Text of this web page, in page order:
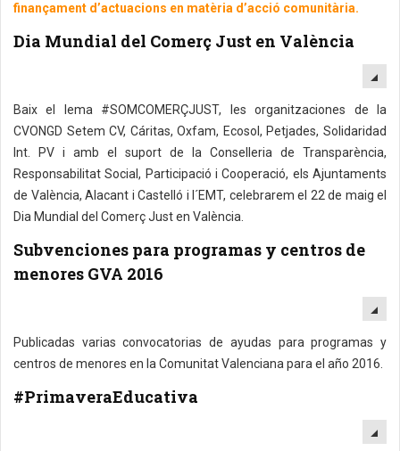
finançament d’actuacions en matèria d’acció comunitària.
Dia Mundial del Comerç Just en València
Baix el lema #SOMCOMERÇJUST, les organitzaciones de la
CVONGD Setem CV, Cáritas, Oxfam, Ecosol, Petjades, Solidaridad
Int. PV i amb el suport de la Conselleria de Transparència,
Responsabilitat Social, Participació i Cooperació, els Ajuntaments
de València, Alacant i Castelló i l´EMT, celebrarem el 22 de maig el
Dia Mundial del Comerç Just en València.
Subvenciones para programas y centros de
menores GVA 2016
Publicadas varias convocatorias de ayudas para programas y
centros de menores en la Comunitat Valenciana para el año 2016.
#PrimaveraEducativa